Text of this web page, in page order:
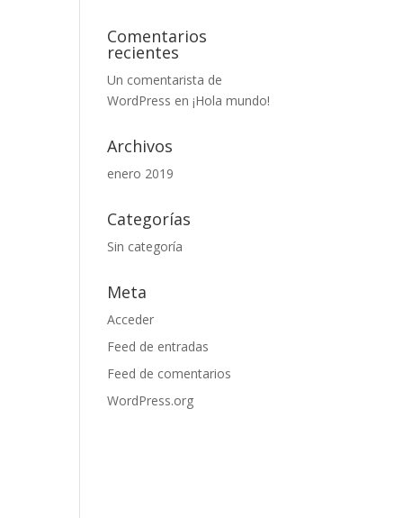
Comentarios
recientes
Un comentarista de
WordPress en¡Hola mundo!
Archivos
enero 2019
Categorías
Sin categoría
Meta
Acceder
Feed de entradas
Feed de comentarios
WordPress.org